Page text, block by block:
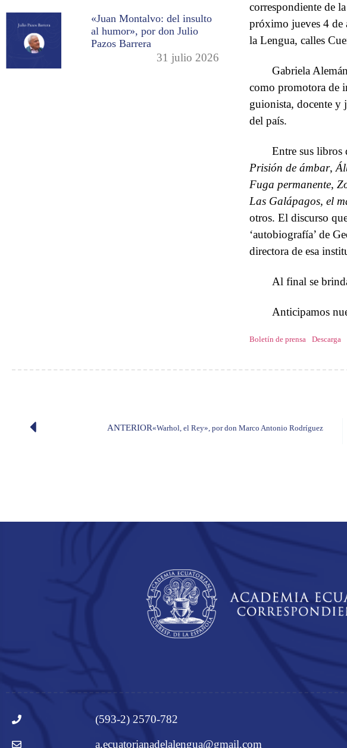
«Juan Montalvo: del insulto
al humor», por don Julio
Pazos Barrera
31 julio 2026
correspondiente de
próximo jueves 4 de
la Lengua, calles
Gabriela
como promotora de
guionista, docente y
del país.
Entre sus libros
Prisión de ámbar,
Fuga permanente,
Las Galápagos, el
otros. El discurso
‘autobiografía’ de
directora de esa
Al final se
Anticipamos
Boletín de prensa Descarga
ANTERIOR«Warhol, el Rey», por don Marco Antonio Rodríguez
(593-2) 2570-782
a.ecuatorianadelalengua@gmail.com